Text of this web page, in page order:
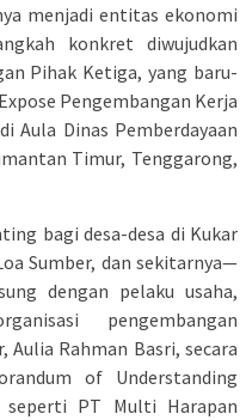
menjadi entitas ekonomi
konkret diwujudkan
Pihak Ketiga, yang baru-
Pengembangan Kerja
Aula Dinas Pemberdayaan
Timur, Tenggarong,
bagi desa-desa di Kukar
Sumber, dan sekitarnya—
dengan pelaku usaha,
pengembangan
Aulia Rahman Basri, secara
of Understanding
PT Multi Harapan